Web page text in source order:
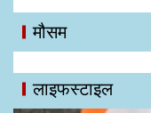
मौसम
लाइफस्टाइल